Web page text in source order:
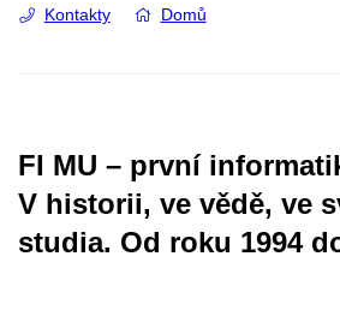
Kontakty Domů
FI MU – první
V historii, ve vědě, ve
studia. Od roku 1994